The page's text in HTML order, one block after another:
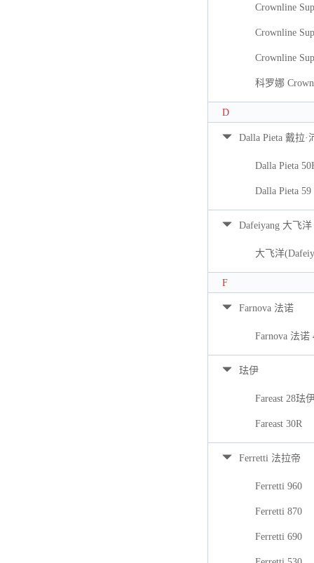
Crownline
Crownline
Crownline
科罗娜
D
Dalla Pieta 戴拉·
Dalla Pieta
Dalla Pieta 59
Dafeiyang 大飞洋
大飞洋
F
Farnova 法诺
Farnova 法诺
珐伊
Fareast 28珐
Fareast 30R
Ferretti 法拉帝
Ferretti 960
Ferretti 870
Ferretti 690